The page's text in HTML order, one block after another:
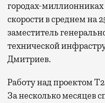
городах-
скорости в среднем на
заместитель
технической
Дмитриев.
Работу над проектом Т2
За несколько месяцев